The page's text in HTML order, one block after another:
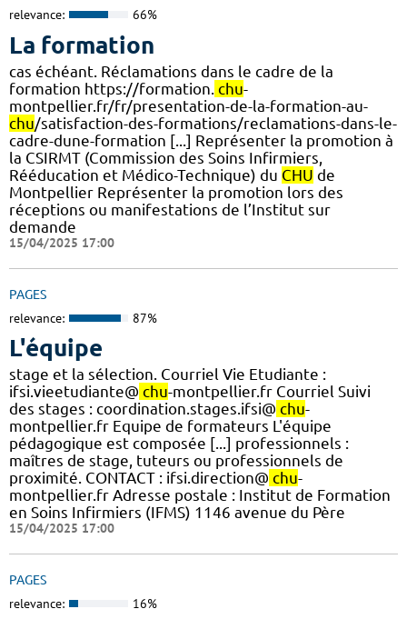
relevance: 66%
La formation
cas échéant. Réclamations dans le cadre de la
formation https://formation. chu-
montpellier.fr/fr/presentation-de-la-formation-au-
chu/satisfaction-des-formations/reclamations-dans-le-
cadre-dune-formation [...] Représenter la promotion à
la CSIRMT (Commission des Soins Infirmiers,
Rééducation et Médico-Technique) du CHU de
Montpellier Représenter la promotion lors des
réceptions ou manifestations de l’Institut sur
demande
15/04/2025 17:00
PAGES
relevance: 87%
L'équipe
stage et la sélection. Courriel Vie Etudiante :
ifsi.vieetudiante@ chu-montpellier.fr Courriel Suivi
des stages : coordination.stages.ifsi@ chu-
montpellier.fr Equipe de formateurs L'équipe
pédagogique est composée [...] professionnels :
maîtres de stage, tuteurs ou professionnels de
proximité. CONTACT : ifsi.direction@ chu-
montpellier.fr Adresse postale : Institut de Formation
en Soins Infirmiers (IFMS) 1146 avenue du Père
15/04/2025 17:00
PAGES
relevance: 16%